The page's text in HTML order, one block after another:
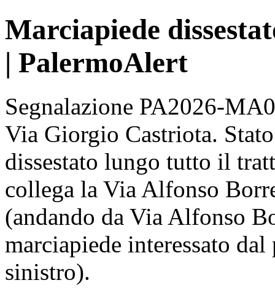
Marciapiede
| PalermoAlert
Segnalazione PA2026-
Via Giorgio Castriota.
dissestato lungo tutto il
collega la Via Alfonso
(andando da Via Alfonso
marciapiede interessato
sinistro).